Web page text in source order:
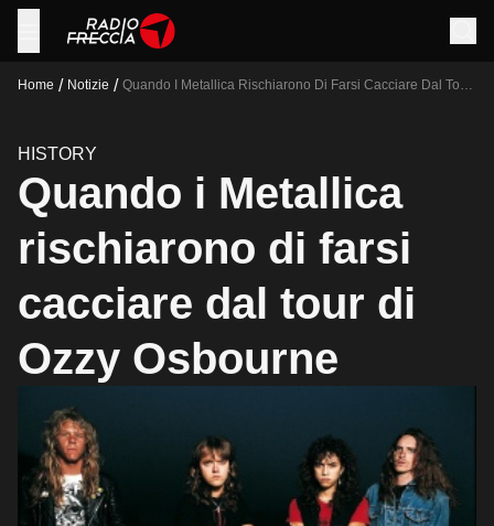
Home / Notizie / Quando I Metallica Rischiarono Di Farsi Cacciare Dal Tour
HISTORY
Quando i Metallica
rischiarono di farsi
cacciare dal tour di
Ozzy Osbourne